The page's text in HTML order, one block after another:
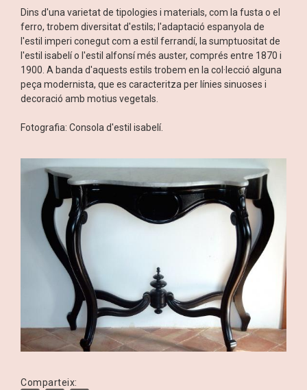
Dins d'una varietat de tipologies i materials, com la fusta o el
ferro, trobem diversitat d'estils; l'adaptació espanyola de
l'estil imperi conegut com a estil ferrandí, la sumptuositat de
l'estil isabelí o l'estil alfonsí més auster, comprés entre 1870 i
1900. A banda d'aquests estils trobem en la col·lecció alguna
peça modernista, que es caracteritza per línies sinuoses i
decoració amb motius vegetals.
Fotografia: Consola d'estil isabelí.
Comparteix: